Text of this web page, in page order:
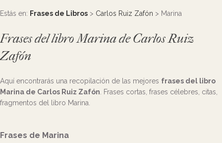
Estás en: Frases de Libros > Carlos Ruiz Zafón > Marina
Frases del libro Marina de Carlos Ruiz
Zafón
Aquí encontrarás una recopilación de las mejores frases del libro
Marina de Carlos Ruiz Zafón . Frases cortas, frases célebres, citas,
fragmentos del libro Marina.
Frases de Marina